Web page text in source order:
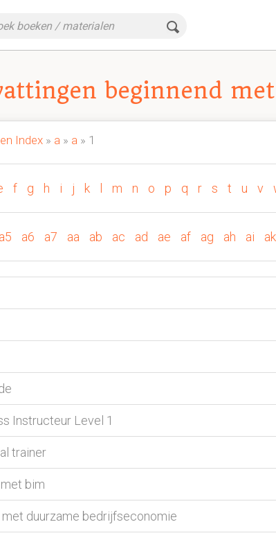
beginnend
Index » a » a » 1
f g h i j k m n o p q r s t u v
a5 a6 a7 aa ab ac ad ae af ag ah ai ak
Instructeur Level 1
trainer
bim
met duurzame bedrijfseconomie